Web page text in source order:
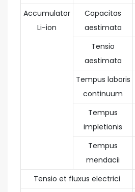
Accumulator
Li-ion
Capacitas
aestimata
Tensio
aestimata
Tempus laboris
continuum
Tempus
impletionis
Tempus
mendacii
Tensio et fluxus electrici